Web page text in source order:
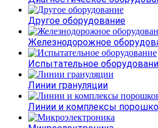
Другое оборудование
Железнодорожное
Испытательное
Линии грануляции
Линии и комплексы